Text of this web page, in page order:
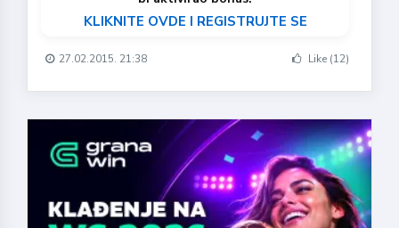
KLIKNITE OVDE I REGISTRUJTE SE
27.02.2015. 21:38 Like (12)